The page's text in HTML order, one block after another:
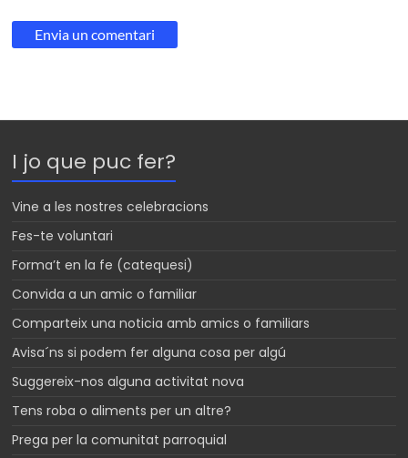
I jo que puc fer?
Vine a les nostres celebracions
Fes-te voluntari
Forma’t en la fe (catequesi)
Convida a un amic o familiar
Comparteix una noticia amb amics o familiars
Avisa´ns si podem fer alguna cosa per algú
Suggereix-nos alguna activitat nova
Tens roba o aliments per un altre?
Prega per la comunitat parroquial